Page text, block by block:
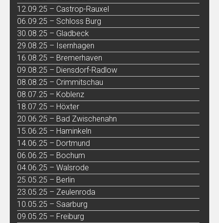
12.09.25 – Castrop-Rauxel
06.09.25 – Schloss Burg
30.08.25 – Gladbeck
29.08.25 – Isernhagen
16.08.25 – Bremerhaven
09.08.25 – Diensdorf-Radlow
08.08.25 – Crimmitschau
08.07.25 – Koblenz
18.07.25 – Höxter
20.06.25 – Bad Zwischenahn
15.06.25 – Haminkeln
14.06.25 – Dortmund
06.06.25 – Bochum
04.06.25 – Walsrode
25.05.25 – Berlin
23.05.25 – Zeulenroda
10.05.25 – Saarburg
09.05.25 – Freiburg